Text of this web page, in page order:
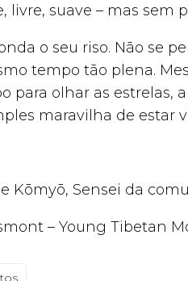
livre, suave – mas sem
o seu riso. Não se
tempo tão plena.
para olhar as estrelas,
maravilha de estar
Kōmyō, Sensei da
– Young Tibetan